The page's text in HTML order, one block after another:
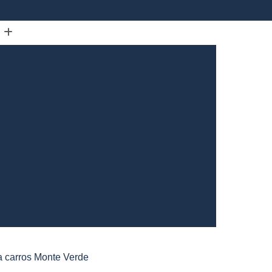
de Jornada Motorista de Caminhão
carros Monte Verde